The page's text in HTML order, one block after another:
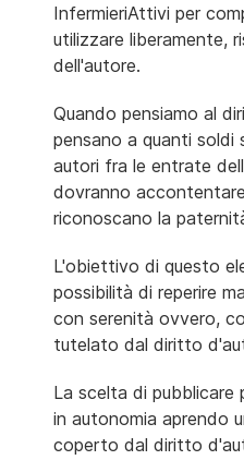
InfermieriAttivi per
utilizzare liberamente,
dell'autore.
Quando pensiamo al
pensano a quanti soldi
autori fra le entrate
dovranno
riconoscano la
L'obiettivo di questo
possibilità di reperire
con serenità ovvero,
tutelato dal diritto
La scelta di
in autonomia aprendo
coperto dal diritto